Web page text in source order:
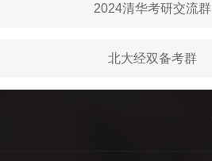
2024清华考研交流群
北大经双备考群